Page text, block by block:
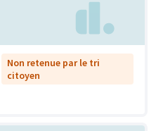
Non retenue par le tri
citoyen